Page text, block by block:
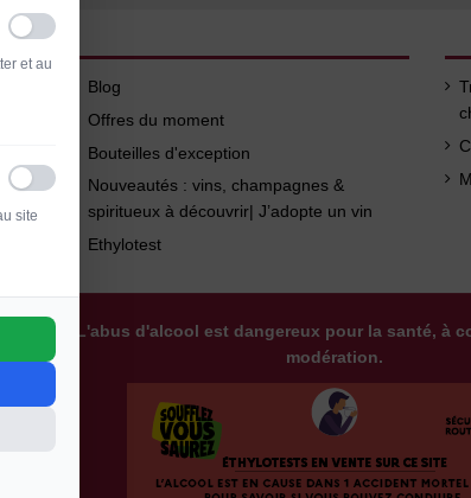
Blog
Offres du moment
Bouteilles d'exception
Nouveautés : vins, champagnes &
spiritueux à découvrir| J’adopte un vin
Ethylotest
L'abus d'alcool est dangereux pour la santé, à
modération.
et au
site